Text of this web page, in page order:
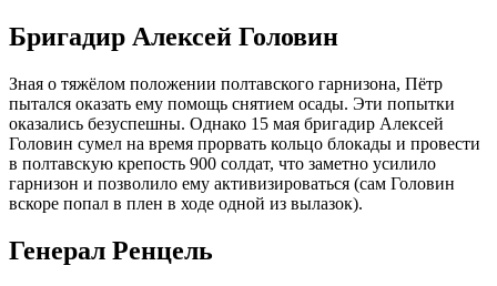
Бригадир Алексей Головин
Зная о тяжёлом положении полтавского гарнизона, Пётр
пытался оказать ему помощь снятием осады. Эти попытки
оказались безуспешны. Однако 15 мая бригадир Алексей
Головин сумел на время прорвать кольцо блокады и провести
в полтавскую крепость 900 солдат, что заметно усилило
гарнизон и позволило ему активизироваться (сам Головин
вскоре попал в плен в ходе одной из вылазок).
Генерал Ренцель